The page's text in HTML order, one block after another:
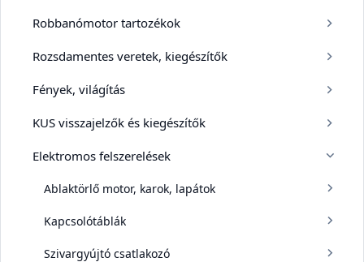
Robbanómotor tartozékok
Rozsdamentes veretek, kiegészítők
Fények, világítás
KUS visszajelzők és kiegészítők
Elektromos felszerelések
Ablaktörlő motor, karok, lapátok
Kapcsolótáblák
Szivargyújtó csatlakozó